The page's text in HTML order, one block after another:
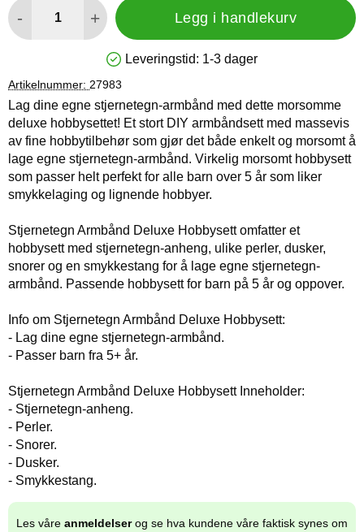
- + Legg i handlekurv
Produkttilgjengelighet: På lager
Leveringstid: 1-3 dager
Artikelnummer: 27983
Lag dine egne stjernetegn-armbånd med dette morsomme
deluxe hobbysettet! Et stort DIY armbåndsett med massevis
av fine hobbytilbehør som gjør det både enkelt og morsomt å
lage egne stjernetegn-armbånd. Virkelig morsomt hobbysett
som passer helt perfekt for alle barn over 5 år som liker
smykkelaging og lignende hobbyer.
Stjernetegn Armbånd Deluxe Hobbysett omfatter et
hobbysett med stjernetegn-anheng, ulike perler, dusker,
snorer og en smykkestang for å lage egne stjernetegn-
armbånd. Passende hobbysett for barn på 5 år og oppover.
Info om Stjernetegn Armbånd Deluxe Hobbysett:
- Lag dine egne stjernetegn-armbånd.
- Passer barn fra 5+ år.
Stjernetegn Armbånd Deluxe Hobbysett Inneholder:
- Stjernetegn-anheng.
- Perler.
- Snorer.
- Dusker.
- Smykkestang.
Les våre anmeldelserog se hva kundene våre faktisk synes om